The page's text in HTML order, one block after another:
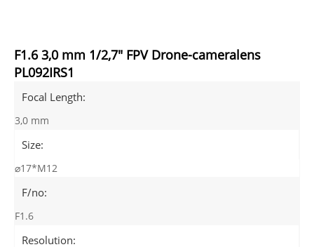
F1.6 3,0 mm 1/2,7" FPV Drone-cameralens
PL092IRS1
Focal Length:
3,0 mm
Size:
⌀17*M12
F/no:
F1.6
Resolution: